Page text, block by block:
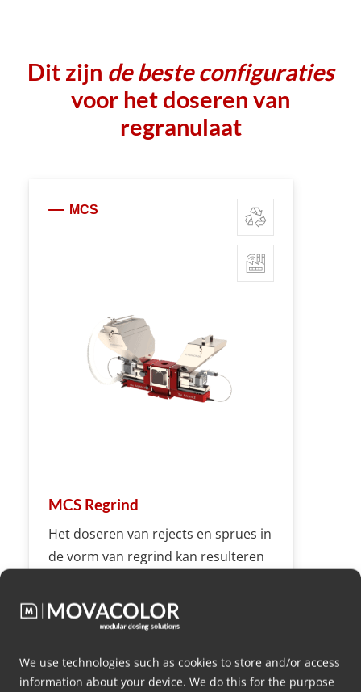
We use technologies such as cookies to store and/or access
information about your device. We do this for the purpose
Dit zijn de beste configuraties
voor het doseren van
regranulaat
MCS
MCS Regrind
Het doseren van rejects en sprues in
de vorm van regrind kan resulteren
hoeveelheden kleurstof. Het geheim?
Masterbatch, poeder, vloeistof of
gelijktijdig doseren.